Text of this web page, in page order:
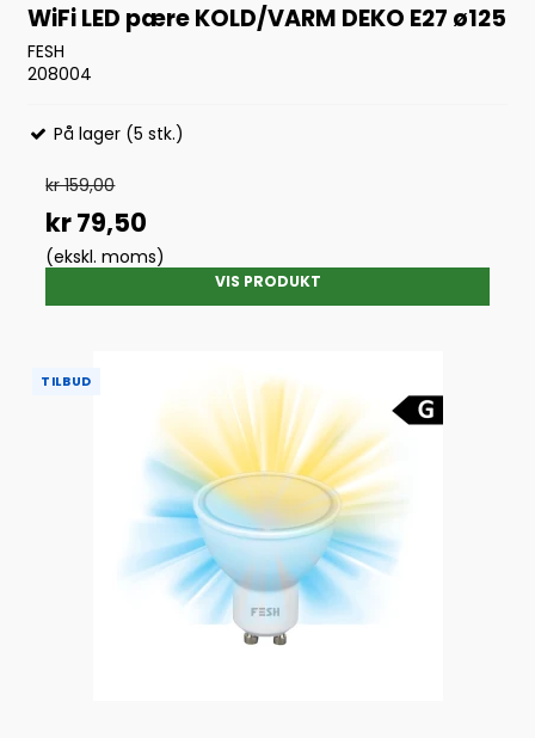
WiFi LED pære KOLD/VARM DEKO E27 ø125
FESH
208004
På lager (5 stk.)
kr 159,00
kr 79,50
(ekskl. moms)
VIS PRODUKT
TILBUD